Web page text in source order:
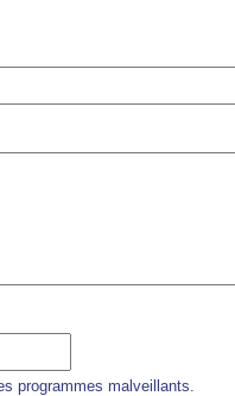
programmes malveillants.